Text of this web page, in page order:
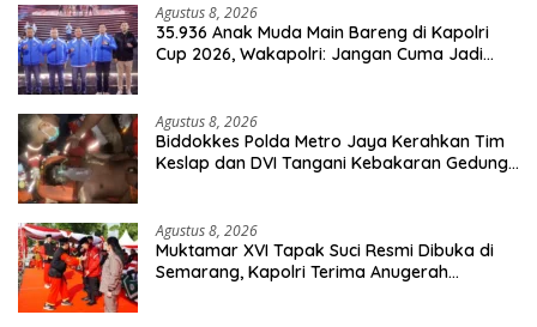
Agustus 8, 2026
35.936 Anak Muda Main Bareng di Kapolri
Cup 2026, Wakapolri: Jangan Cuma Jadi
Agustus 8, 2026
Biddokkes Polda Metro Jaya Kerahkan Tim
Keslap dan DVI Tangani Kebakaran Gedung
Agustus 8, 2026
Muktamar XVI Tapak Suci Resmi Dibuka di
Semarang, Kapolri Terima Anugerah